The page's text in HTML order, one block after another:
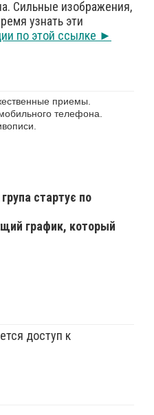
Сильные изображения,
узнать эти
по этой ссылке ►
приемы.
телефона.
стартує по
график, который
доступ к